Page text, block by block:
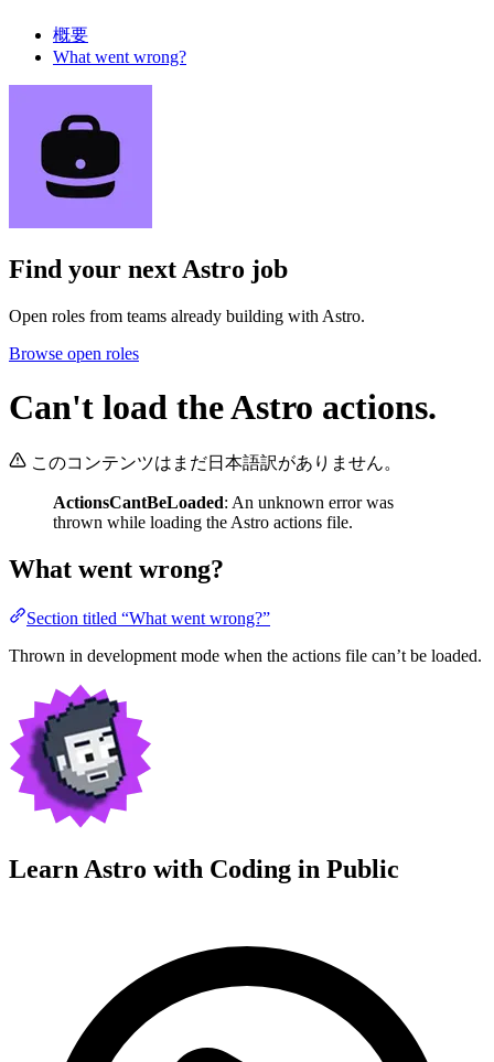
概要
What went wrong?
Find your next Astro job
Open roles from teams already building with Astro.
Browse open roles
Can't load the Astro actions.
このコンテンツはまだ日本語訳がありません。
ActionsCantBeLoaded: An unknown error was
thrown while loading the Astro actions file.
What went wrong?
Section titled “What went wrong?”
Thrown in development mode when the actions file can’t be loaded.
Learn Astro with Coding in Public